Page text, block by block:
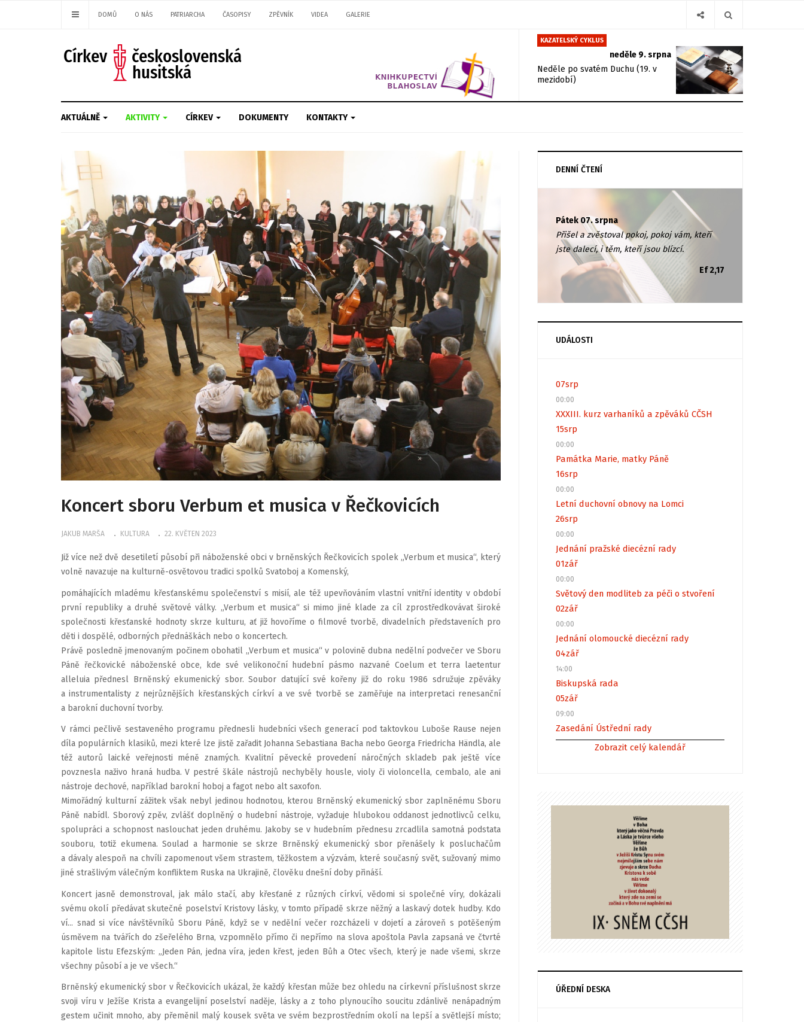
DOMŮ O NÁS PATRIARCHA ČASOPISY ZPĚVNÍK VIDEA GALERIE
KAZATELSKÝ CYKLUS
neděle 9. srpna
Neděle po svatém Duchu (19. v
mezidobí)
AKTUÁLNĚ AKTIVITY CÍRKEV DOKUMENTY KONTAKTY
Koncert sboru Verbum et musica v Řečkovicích
JAKUB MARŠA KULTURA 22. KVĚTEN 2023
Již více než dvě desetiletí působí při náboženské obci v brněnských Řečkovicích spolek „Verbum et musica“, který
volně navazuje na kulturně-osvětovou tradici spolků Svatoboj a Komenský,
pomáhajících mladému křesťanskému společenství s misií, ale též upevňováním vlastní vnitřní identity v období
první republiky a druhé světové války. „Verbum et musica“ si mimo jiné klade za cíl zprostředkovávat široké
společnosti křesťanské hodnoty skrze kulturu, ať již hovoříme o filmové tvorbě, divadelních představeních pro
děti i dospělé, odborných přednáškách nebo o koncertech.
Právě posledně jmenovaným počinem obohatil „Verbum et musica“ v polovině dubna nedělní podvečer ve Sboru
Páně řečkovické náboženské obce, kde své velikonoční hudební pásmo nazvané Coelum et terra laetentur
alleluia přednesl Brněnský ekumenický sbor. Soubor datující své kořeny již do roku 1986 sdružuje zpěváky
a instrumentalisty z nejrůznějších křesťanských církví a ve své tvorbě se zaměřuje na interpretaci renesanční
a barokní duchovní tvorby.
V rámci pečlivě sestaveného programu přednesli hudebníci všech generací pod taktovkou Luboše Rause nejen
díla populárních klasiků, mezi které lze jistě zařadit Johanna Sebastiana Bacha nebo Georga Friedricha Händla, ale
též autorů laické veřejnosti méně znamých. Kvalitní pěvecké provedení náročných skladeb pak ještě více
povznesla naživo hraná hudba. V pestré škále nástrojů nechyběly housle, violy či violoncella, cembalo, ale ani
nástroje dechové, například barokní hoboj a fagot nebo alt saxofon.
Mimořádný kulturní zážitek však nebyl jedinou hodnotou, kterou Brněnský ekumenický sbor zaplněnému Sboru
Páně nabídl. Sborový zpěv, zvlášť doplněný o hudební nástroje, vyžaduje hlubokou oddanost jednotlivců celku,
spolupráci a schopnost naslouchat jeden druhému. Jakoby se v hudebním přednesu zrcadlila samotná podstata
souboru, totiž ekumena. Soulad a harmonie se skrze Brněnský ekumenický sbor přenášely k posluchačům
a dávaly alespoň na chvíli zapomenout všem strastem, těžkostem a výzvám, které současný svět, sužovaný mimo
jiné strašlivým válečným konfliktem Ruska na Ukrajině, člověku dnešní doby přináší.
Koncert jasně demonstroval, jak málo stačí, aby křesťané z různých církví, vědomi si společné víry, dokázali
svému okolí předávat skutečné poselství Kristovy lásky, v tomto případě skrze něžný a laskavý dotek hudby. Kdo
ví... snad si více návštěvníků Sboru Páně, když se v nedělní večer rozcházeli v dojetí a zároveň s potěšeným
úsměvem na tvářích do zšeřelého Brna, vzpomnělo přímo či nepřímo na slova apoštola Pavla zapsaná ve čtvrté
kapitole listu Efezským: „Jeden Pán, jedna víra, jeden křest, jeden Bůh a Otec všech, který je nade všemi, skrze
všechny působí a je ve všech.“
Brněnský ekumenický sbor v Řečkovicích ukázal, že každý křesťan může bez ohledu na církevní příslušnost skrze
svoji víru v Ježíše Krista a evangelijní poselství naděje, lásky a z toho plynoucího soucitu zdánlivě nenápadným
gestem učinit mnoho, aby přeměnil malý kousek světa ve svém bezprostředním okolí na lepší a světlejší místo;
DENNÍ ČTENÍ
Pátek 07. srpna
Přišel a zvěstoval pokoj, pokoj vám, kteří
jste dalecí, i těm, kteří jsou blízcí.
Ef 2,17
UDÁLOSTI
07srp
00:00
XXXIII. kurz varhaníků a zpěváků CČSH
15srp
00:00
Památka Marie, matky Páně
16srp
00:00
Letní duchovní obnovy na Lomci
26srp
00:00
Jednání pražské diecézní rady
01zář
00:00
Světový den modliteb za péči o stvoření
02zář
00:00
Jednání olomoucké diecézní rady
04zář
14:00
Biskupská rada
05zář
09:00
Zasedání Ústřední rady
Zobrazit celý kalendář
ÚŘEDNÍ DESKA